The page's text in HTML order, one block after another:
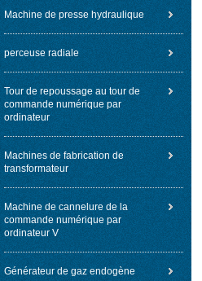
Machine de presse hydraulique
perceuse radiale
Tour de repoussage au tour de
commande numérique par
ordinateur
Machines de fabrication de
transformateur
Machine de cannelure de la
commande numérique par
ordinateur V
Générateur de gaz endogène